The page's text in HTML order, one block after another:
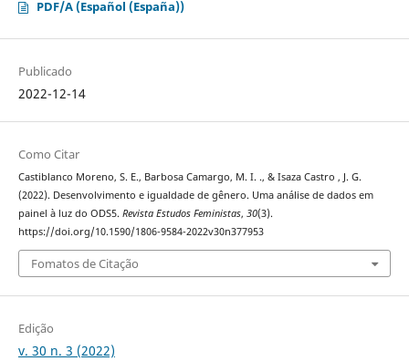
PDF/A (Español (España))
Publicado
2022-12-14
Como Citar
Castiblanco Moreno, S. E., Barbosa Camargo, M. I. ., & Isaza Castro , J. G.
(2022). Desenvolvimento e igualdade de gênero. Uma análise de dados em
painel à luz do ODS5. Revista Estudos Feministas, 30(3).
https://doi.org/10.1590/1806-9584-2022v30n377953
Fomatos de Citação
Edição
v. 30 n. 3 (2022)